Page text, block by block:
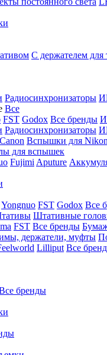
С держателем для
Радиосинхронизаторы
Все
FST Godox Все бренды
Радиосинхронизаторы
Вспышки для Nikon
для вспышек
Fujimi Aputure
Yongnuo FST Godox Все
Штативные
FST Все бренды
держатели, муфты
Lilliput Все
бренды